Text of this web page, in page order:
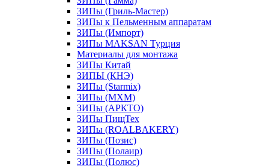
ЗИПы (Гриль-Мастер)
ЗИПы к Пельменным аппаратам
ЗИПы (Импорт)
ЗИПы MAKSAN Турция
Материалы для монтажа
ЗИПы Китай
ЗИПЫ (КНЭ)
ЗИПы (Starmix)
ЗИПы (МХМ)
ЗИПы (АРКТО)
ЗИПы ПищТех
ЗИПы (ROALBAKERY)
ЗИПы (Позис)
ЗИПы (Полаир)
ЗИПы (Полюс)